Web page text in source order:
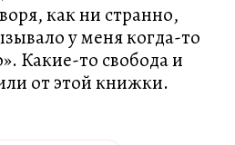
как ни странно,
у меня когда-то
Какие-то свобода и
от этой книжки.